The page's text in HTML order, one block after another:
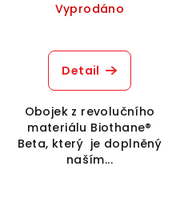
Vyprodáno
Detail
Obojek z revolučního
materiálu Biothane®
Beta, který je doplněný
naším...